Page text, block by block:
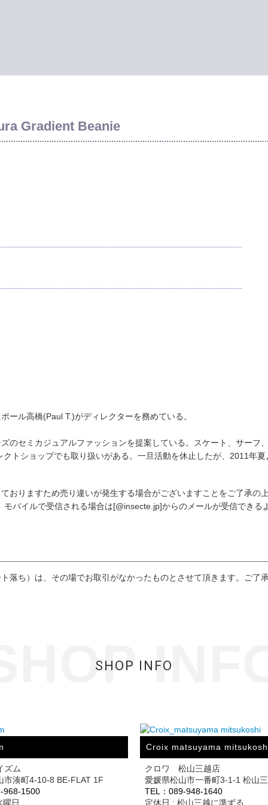
Gradient Beanie
ール高橋(Paul T.)がディレクターを務めている。
のセミカジュアルファッションを提案している。スケート、サーフ
トショップでも取り扱いがある。一旦活動を休止したが、2011年
おりますため売り違いが発生する場合がございますことをご了承の
バイルで受信される場合は[@insecte.jp]からのメールが受信できる
落ち）は、その場でお取引がなかったものとさせて頂きます。ご了
SHOP INFO
ズム
市湊町4-10-8 BE-FLAT 1F
968-1500
曜日
Croix matsuyama
クロワ 松山三越店
愛媛県松山市一番町3-1-1 松山
TEL：089-948-1640
定休日 : 松山三越に準ずる